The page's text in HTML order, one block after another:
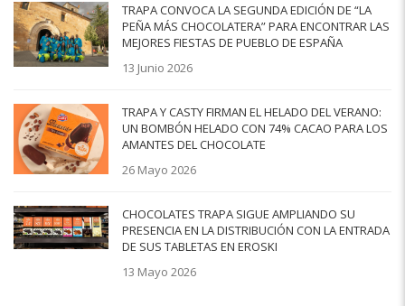
TRAPA CONVOCA LA SEGUNDA EDICIÓN DE “LA
PEÑA MÁS CHOCOLATERA” PARA ENCONTRAR LAS
MEJORES FIESTAS DE PUEBLO DE ESPAÑA
13 Junio 2026
TRAPA Y CASTY FIRMAN EL HELADO DEL VERANO:
UN BOMBÓN HELADO CON 74% CACAO PARA LOS
AMANTES DEL CHOCOLATE
26 Mayo 2026
CHOCOLATES TRAPA SIGUE AMPLIANDO SU
PRESENCIA EN LA DISTRIBUCIÓN CON LA ENTRADA
DE SUS TABLETAS EN EROSKI
13 Mayo 2026